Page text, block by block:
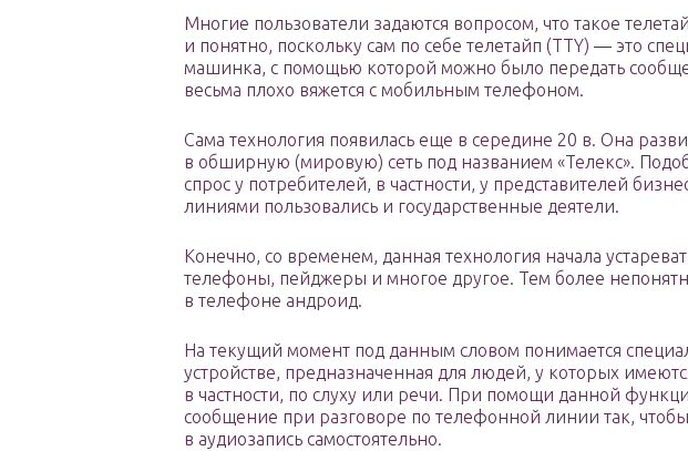
Многие пользователи задаются вопросом, что такое
и понятно, поскольку сам по себе телетайп (TTY) — это
машинка, с помощью которой можно было передать
весьма плохо вяжется с мобильным телефоном.
Сама технология появилась еще в середине 20 в. Она
в обширную (мировую) сеть под названием «Телекс».
спрос у потребителей, в частности, у представителей
линиями пользовались и государственные деятели.
Конечно, со временем, данная технология начала
телефоны, пейджеры и многое другое. Тем более
в телефоне андроид.
На текущий момент под данным словом понимается
устройстве, предназначенная для людей, у которых
в частности, по слуху или речи. При помощи данной
сообщение при разговоре по телефонной линии так,
в аудиозапись самостоятельно.